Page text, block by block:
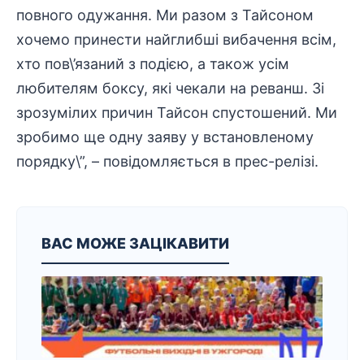
повного одужання. Ми разом з Тайсоном
хочемо принести найглибші вибачення всім,
хто пов\’язаний з подією, а також усім
любителям боксу, які чекали на реванш. Зі
зрозумілих причин Тайсон спустошений. Ми
зробимо ще одну заяву у встановленому
порядку\”, – повідомляється в прес-релізі.
ВАС МОЖЕ ЗАЦІКАВИТИ